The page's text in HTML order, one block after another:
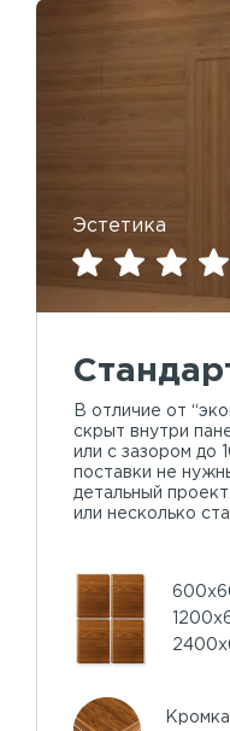
Эстетика
В отличие от
скрыт внутри
или с зазором до
поставки не
детальный
или несколько